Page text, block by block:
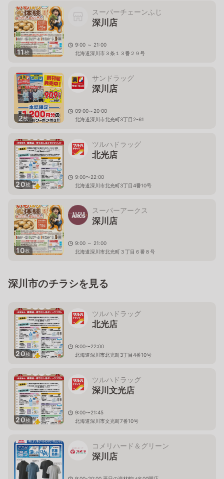
11枚
スーパーチェーンふじ
深川店
9:00 ～ 21:00
北海道深川市３条１３番２９号
2枚
サンドラッグ
深川店
09:00～20:00
北海道深川市北光町3丁目2-61
20枚
ツルハドラッグ
北光店
9:00〜22:00
北海道深川市北光町3丁目4番10号
10枚
スーパーアークス
深川店
9:00 ～ 21:00
北海道深川市北光町３丁目６番８号
深川市のチラシを見る
20枚
ツルハドラッグ
北光店
9:00〜22:00
北海道深川市北光町3丁目4番10号
20枚
ツルハドラッグ
深川文光店
9:00〜21:45
北海道深川市文光町7番10号
コメリハード＆グリーン
深川店